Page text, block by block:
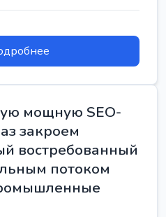
мощную SEO-
закроем
востребованный
потоком